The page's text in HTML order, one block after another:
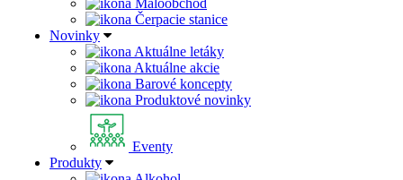
Maloobchod
Čerpacie stanice
Novinky
Aktuálne letáky
Aktuálne akcie
Barové koncepty
Produktové novinky
Eventy
Produkty